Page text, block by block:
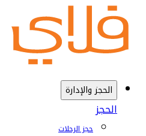
الحجز والإدارة
الحجز
حجز الرحلات